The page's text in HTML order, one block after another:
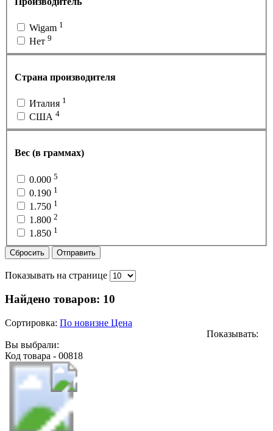
Wigam 1
Нет 9
Страна производителя
Италия 1
США 4
Вес (в граммах)
0.000 5
0.190 1
1.750 1
1.800 2
1.850 1
Сбросить Отправить
Показывать на странице
Найдено товаров: 10
Сортировка: По новизне Цена
Показывать:
Вы выбрали:
Код товара - 00818